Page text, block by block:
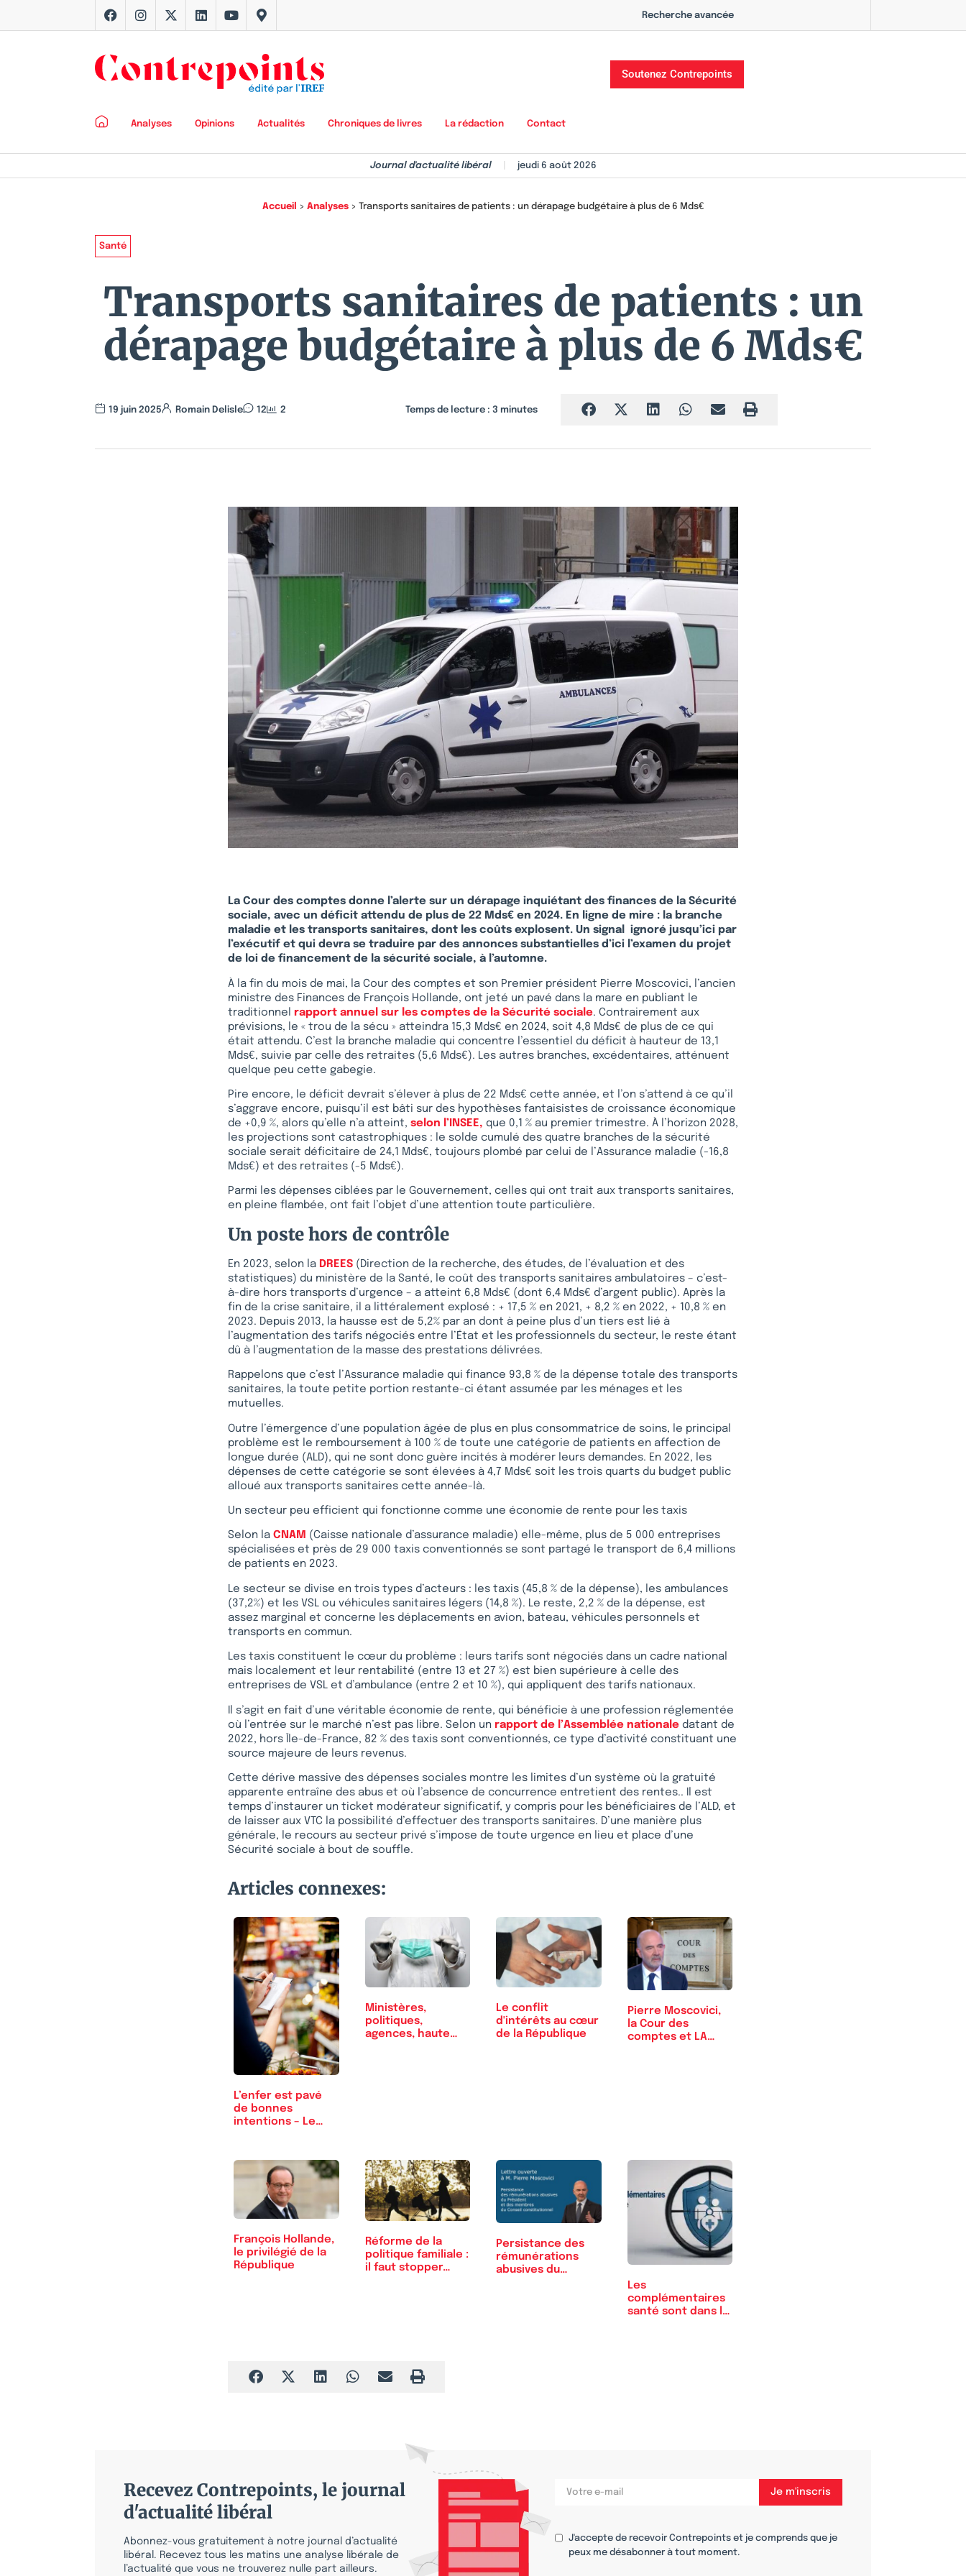
Recherche avancée
Soutenez Contrepoints
Analyses Opinions Actualités Chroniques de livres La rédaction Contact
Journal d'actualité libéral jeudi 6 août 2026
Accueil > Analyses> Transports sanitaires de patients : un dérapage budgétaire à plus de 6 Mds€
Santé
Transports sanitaires de patients : un
dérapage budgétaire à plus de 6 Mds€
19 juin 2025 Romain Delisle 12 2 Temps de lecture : 3 minutes
La Cour des comptes donne l’alerte sur un dérapage inquiétant des finances de la Sécurité
sociale, avec un déficit attendu de plus de 22 Mds€ en 2024. En ligne de mire : la branche
maladie et les transports sanitaires, dont les coûts explosent. Un signal ignoré jusqu’ici par
l’exécutif et qui devra se traduire par des annonces substantielles d’ici l’examen du projet
de loi de financement de la sécurité sociale, à l’automne.
À la fin du mois de mai, la Cour des comptes et son Premier président Pierre Moscovici, l’ancien
ministre des Finances de François Hollande, ont jeté un pavé dans la mare en publiant le
traditionnel rapport annuel sur les comptes de la Sécurité sociale. Contrairement aux
prévisions, le « trou de la sécu » atteindra 15,3 Mds€ en 2024, soit 4,8 Mds€ de plus de ce qui
était attendu. C’est la branche maladie qui concentre l’essentiel du déficit à hauteur de 13,1
Mds€, suivie par celle des retraites (5,6 Mds€). Les autres branches, excédentaires, atténuent
quelque peu cette gabegie.
Pire encore, le déficit devrait s’élever à plus de 22 Mds€ cette année, et l’on s’attend à ce qu’il
s’aggrave encore, puisqu’il est bâti sur des hypothèses fantaisistes de croissance économique
de +0,9 %, alors qu’elle n’a atteint, selon l’INSEE, que 0,1 % au premier trimestre. À l’horizon 2028,
les projections sont catastrophiques : le solde cumulé des quatre branches de la sécurité
sociale serait déficitaire de 24,1 Mds€, toujours plombé par celui de l’Assurance maladie (-16,8
Mds€) et des retraites (-5 Mds€).
Parmi les dépenses ciblées par le Gouvernement, celles qui ont trait aux transports sanitaires,
en pleine flambée, ont fait l’objet d’une attention toute particulière.
Un poste hors de contrôle
En 2023, selon la DREES (Direction de la recherche, des études, de l’évaluation et des
statistiques) du ministère de la Santé, le coût des transports sanitaires ambulatoires – c’est-
à-dire hors transports d’urgence – a atteint 6,8 Mds€ (dont 6,4 Mds€ d’argent public). Après la
fin de la crise sanitaire, il a littéralement explosé : + 17,5 % en 2021, + 8,2 % en 2022, + 10,8 % en
2023. Depuis 2013, la hausse est de 5,2% par an dont à peine plus d’un tiers est lié à
l’augmentation des tarifs négociés entre l’État et les professionnels du secteur, le reste étant
dû à l’augmentation de la masse des prestations délivrées.
Rappelons que c’est l’Assurance maladie qui finance 93,8 % de la dépense totale des transports
sanitaires, la toute petite portion restante-ci étant assumée par les ménages et les
mutuelles.
Outre l’émergence d’une population âgée de plus en plus consommatrice de soins, le principal
problème est le remboursement à 100 % de toute une catégorie de patients en affection de
longue durée (ALD), qui ne sont donc guère incités à modérer leurs demandes. En 2022, les
dépenses de cette catégorie se sont élevées à 4,7 Mds€ soit les trois quarts du budget public
alloué aux transports sanitaires cette année-là.
Un secteur peu efficient qui fonctionne comme une économie de rente pour les taxis
Selon la CNAM (Caisse nationale d’assurance maladie) elle-même, plus de 5 000 entreprises
spécialisées et près de 29 000 taxis conventionnés se sont partagé le transport de 6,4 millions
de patients en 2023.
Le secteur se divise en trois types d’acteurs : les taxis (45,8 % de la dépense), les ambulances
(37,2%) et les VSL ou véhicules sanitaires légers (14,8 %). Le reste, 2,2 % de la dépense, est
assez marginal et concerne les déplacements en avion, bateau, véhicules personnels et
transports en commun.
Les taxis constituent le cœur du problème : leurs tarifs sont négociés dans un cadre national
mais localement et leur rentabilité (entre 13 et 27 %) est bien supérieure à celle des
entreprises de VSL et d’ambulance (entre 2 et 10 %), qui appliquent des tarifs nationaux.
Il s’agit en fait d’une véritable économie de rente, qui bénéficie à une profession réglementée
où l’entrée sur le marché n’est pas libre. Selon un rapport de l’Assemblée nationale datant de
2022, hors Île-de-France, 82 % des taxis sont conventionnés, ce type d’activité constituant une
source majeure de leurs revenus.
Cette dérive massive des dépenses sociales montre les limites d’un système où la gratuité
apparente entraîne des abus et où l’absence de concurrence entretient des rentes.. Il est
temps d’instaurer un ticket modérateur significatif, y compris pour les bénéficiaires de l’ALD, et
de laisser aux VTC la possibilité d’effectuer des transports sanitaires. D’une manière plus
générale, le recours au secteur privé s’impose de toute urgence en lieu et place d’une
Sécurité sociale à bout de souffle.
Articles connexes:
L’enfer est pavé
de bonnes
intentions – Le
Ministères,
politiques,
agences, haute
Le conflit
d'intérêts au cœur
de la République
Pierre Moscovici,
la Cour des
comptes et LA…
François Hollande,
le privilégié de la
République
Réforme de la
politique familiale :
il faut stopper…
Persistance des
rémunérations
abusives du
Les
complémentaires
santé sont dans le
Recevez Contrepoints, le journal
d'actualité libéral
Abonnez-vous gratuitement à notre journal d’actualité
libéral. Recevez tous les matins une analyse libérale de
l’actualité que vous ne trouverez nulle part ailleurs.
J'accepte de recevoir Contrepoints et je comprends que je
peux me désabonner à tout moment.